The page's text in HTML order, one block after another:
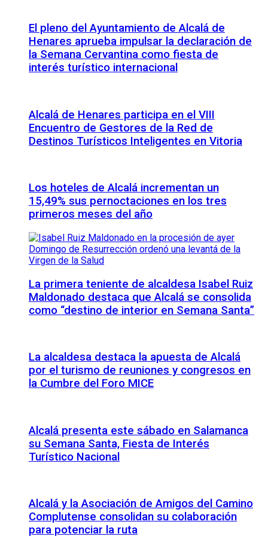
El pleno del Ayuntamiento de Alcalá de
Henares aprueba impulsar la declaración de
la Semana Cervantina como fiesta de
interés turístico internacional
Alcalá de Henares participa en el VIII
Encuentro de Gestores de la Red de
Destinos Turísticos Inteligentes en Vitoria
Los hoteles de Alcalá incrementan un
15,49% sus pernoctaciones en los tres
primeros meses del año
La primera teniente de alcaldesa Isabel Ruiz
Maldonado destaca que Alcalá se consolida
como “destino de interior en Semana Santa”
La alcaldesa destaca la apuesta de Alcalá
por el turismo de reuniones y congresos en
la Cumbre del Foro MICE
Alcalá presenta este sábado en Salamanca
su Semana Santa, Fiesta de Interés
Turístico Nacional
Alcalá y la Asociación de Amigos del Camino
Complutense consolidan su colaboración
para potenciar la ruta